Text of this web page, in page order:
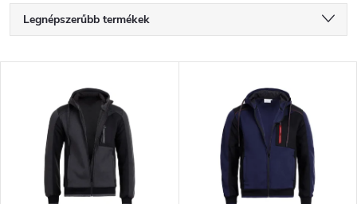
T
e
Legnépszerűbb termékek
ABC szerint